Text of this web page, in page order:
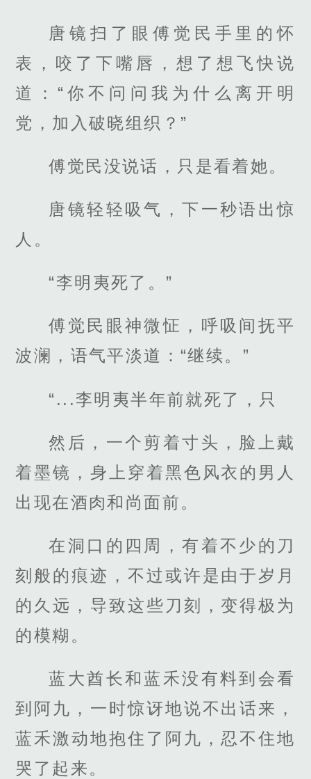
唐镜扫了眼傅觉民手里的怀
表，咬了下嘴唇，想了想飞快说
道：“你不问问我为什么离开明
党，加入破晓组织？”
傅觉民没说话，只是看着她。
唐镜轻轻吸气，下一秒语出惊
人。
“李明夷死了。”
傅觉民眼神微怔，呼吸间抚平
波澜，语气平淡道：“继续。”
“...李明夷半年前就死了，只
然后，一个剪着寸头，脸上戴
着墨镜，身上穿着黑色风衣的男人
出现在酒肉和尚面前。
在洞口的四周，有着不少的刀
刻般的痕迹，不过或许是由于岁月
的久远，导致这些刀刻，变得极为
的模糊。
蓝大酋长和蓝禾没有料到会看
到阿九，一时惊讶地说不出话来，
蓝禾激动地抱住了阿九，忍不住地
哭了起来。